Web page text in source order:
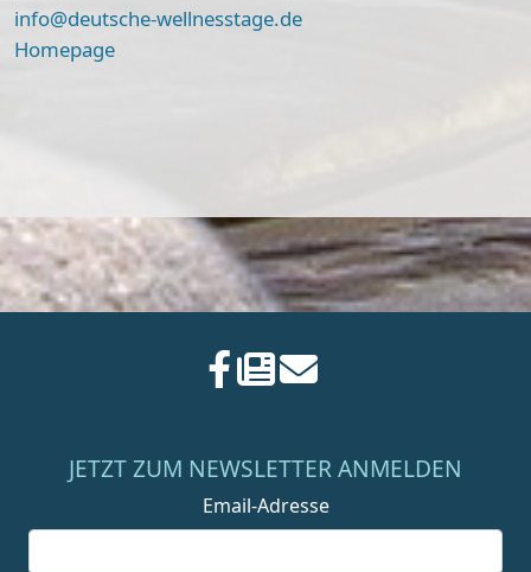
info@deutsche-wellnesstage.de
Homepage
JETZT ZUM NEWSLETTER ANMELDEN
Email-Adresse